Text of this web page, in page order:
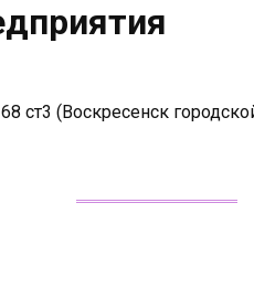
ст3 (Воскресенск